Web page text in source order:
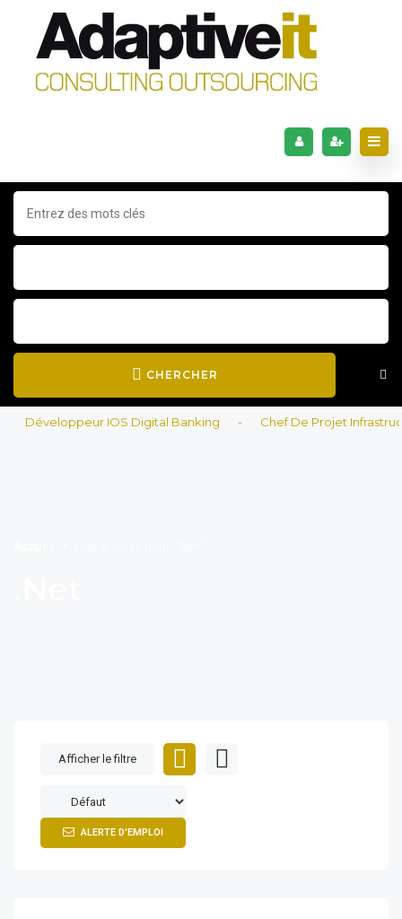
CHERCHER
Développeur IOS Digital Banking Chef De Projet
Afficher le filtre
ALERTE D'EMPLOI